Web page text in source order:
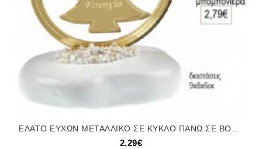
ΕΛΑΤΟ ΕΥΧΩΝ ΜΕΤΑΛΛΙΚΟ ΣΕ ΚΥΚΛΟ ΠΑΝΩ ΣΕ ΒΟΤΣΑΛΟ για μπομπονιέρες γούρι δώρο ΝΟ-Κ306/72150 2.29€!!!
2,29€